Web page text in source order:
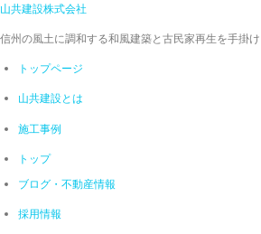
山共建設株式会社
信州の風土に調和する和風建築と古民家再生を手掛
トップページ
山共建設とは
施工事例
トップ
ブログ ・不動産情報
採用情報